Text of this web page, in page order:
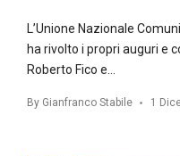
L’Unione Nazionale
ha rivolto i propri auguri e
Roberto Fico e…
By Gianfranco Stabile 1